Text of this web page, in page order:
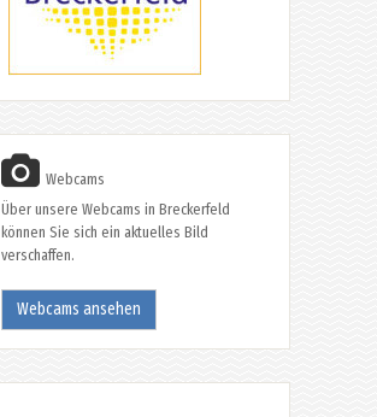
Webcams
Über unsere Webcams in Breckerfeld
können Sie sich ein aktuelles Bild
verschaffen.
Webcams ansehen